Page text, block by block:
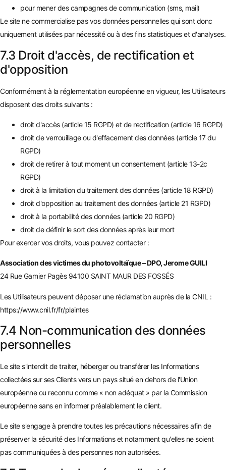
pour mener des campagnes de communication (sms, mail)
Le site ne commercialise pas vos données personnelles qui sont donc
uniquement utilisées par nécessité ou à des fins statistiques et d'analyses.
7.3 Droit d'accès, de rectification et
d'opposition
Conformément à la réglementation européenne en vigueur, les Utilisateurs
disposent des droits suivants :
droit d'accès (article 15 RGPD) et de rectification (article 16 RGPD)
droit de verrouillage ou d'effacement des données (article 17 du
RGPD)
droit de retirer à tout moment un consentement (article 13-2c
RGPD)
droit à la limitation du traitement des données (article 18 RGPD)
droit d'opposition au traitement des données (article 21 RGPD)
droit à la portabilité des données (article 20 RGPD)
droit de définir le sort des données après leur mort
Pour exercer vos droits, vous pouvez contacter :
Association des victimes du photovoltaïque – DPO, Jerome GUILI
24 Rue Garnier Pagès 94100 SAINT MAUR DES FOSSÉS
Les Utilisateurs peuvent déposer une réclamation auprès de la CNIL :
https://www.cnil.fr/fr/plaintes
7.4 Non-communication des données
personnelles
Le site s'interdit de traiter, héberger ou transférer les Informations
collectées sur ses Clients vers un pays situé en dehors de l'Union
européenne ou reconnu comme « non adéquat » par la Commission
européenne sans en informer préalablement le client.
Le site s'engage à prendre toutes les précautions nécessaires afin de
préserver la sécurité des Informations et notamment qu'elles ne soient
pas communiquées à des personnes non autorisées.